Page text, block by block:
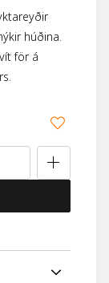
húðina.
för á